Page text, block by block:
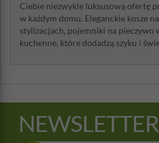
Ciebie niezwykle luksusową ofertę
w każdym domu. Eleganckie kosze
stylizacjach, pojemniki na pieczywo
kuchenne, które dodadzą szyku i
NEWSLETTER